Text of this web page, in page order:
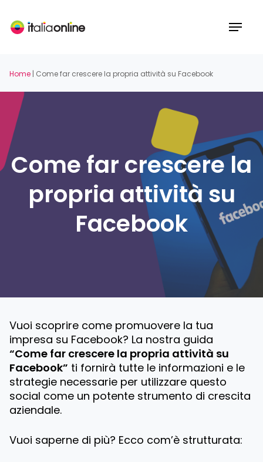
main
Menu
Home | Come far crescere la propria attività su Facebook
Come far crescere la
propria attività su
Facebook
Vuoi scoprire come promuovere la tua
impresa su Facebook? La nostra guida
“Come far crescere la propria attività su
Facebook” ti fornirà tutte le informazioni e le
strategie necessarie per utilizzare questo
social come un potente strumento di crescita
aziendale.
Vuoi saperne di più? Ecco com’è strutturata: